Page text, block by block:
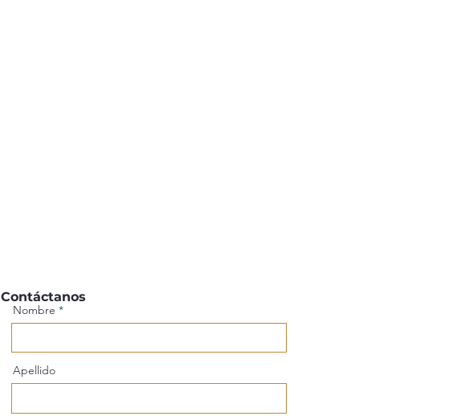
Contáctanos
Nombre
Apellido